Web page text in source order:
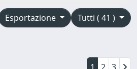
Tutti ( 41 )
Esportazione